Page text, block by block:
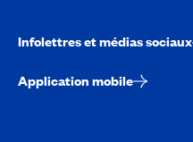
Infolettres et médias sociaux
Application mobile